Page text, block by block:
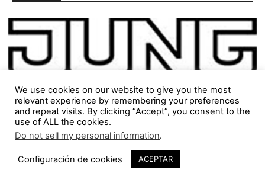
We use cookies on our website to give you the most
relevant experience by remembering your preferences
and repeat visits. By clicking “Accept”, you consent to the
use of ALL the cookies.
Do not sell my personal information.
Configuración de cookies ACEPTAR